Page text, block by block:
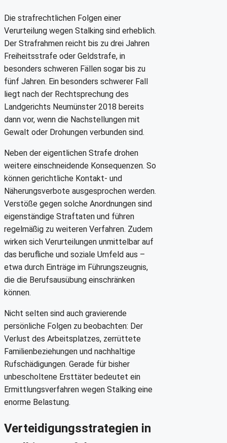
Die strafrechtlichen Folgen einer
Verurteilung wegen Stalking sind erheblich.
Der Strafrahmen reicht bis zu drei Jahren
Freiheitsstrafe oder Geldstrafe, in
besonders schweren Fällen sogar bis zu
fünf Jahren. Ein besonders schwerer Fall
liegt nach der Rechtsprechung des
Landgerichts Neumünster 2018 bereits
dann vor, wenn die Nachstellungen mit
Gewalt oder Drohungen verbunden sind.
Neben der eigentlichen Strafe drohen
weitere einschneidende Konsequenzen. So
können gerichtliche Kontakt- und
Näherungsverbote ausgesprochen werden.
Verstöße gegen solche Anordnungen sind
eigenständige Straftaten und führen
regelmäßig zu weiteren Verfahren. Zudem
wirken sich Verurteilungen unmittelbar auf
das berufliche und soziale Umfeld aus –
etwa durch Einträge im Führungszeugnis,
die die Berufsausübung einschränken
können.
Nicht selten sind auch gravierende
persönliche Folgen zu beobachten: Der
Verlust des Arbeitsplatzes, zerrüttete
Familienbeziehungen und nachhaltige
Rufschädigungen. Gerade für bisher
unbescholtene Ersttäter bedeutet ein
Ermittlungsverfahren wegen Stalking eine
enorme Belastung.
Verteidigungsstrategien in